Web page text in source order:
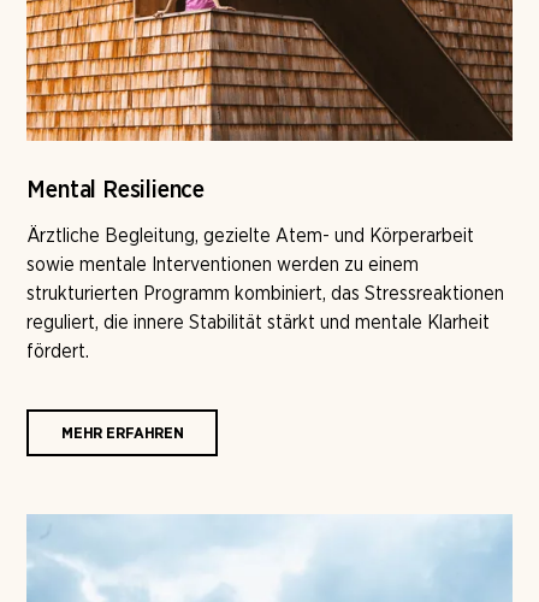
Mental Resilience
Ärztliche Begleitung, gezielte Atem- und Körperarbeit
sowie mentale Interventionen werden zu einem
strukturierten Programm kombiniert, das Stressreaktionen
reguliert, die innere Stabilität stärkt und mentale Klarheit
fördert.
MEHR ERFAHREN